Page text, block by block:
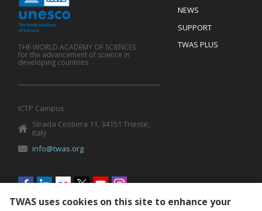
Footer
NEWS
SUPPORT
TWAS PLUS
THE WORLD ACADEMY OF SCIENCES
for the advancement of science in
developing countries
ICTP Campus
Strada Costiera 11, 34151 Trieste,
Italy
info@twas.org
Social
menu
TWAS uses cookies on this site to enhance your